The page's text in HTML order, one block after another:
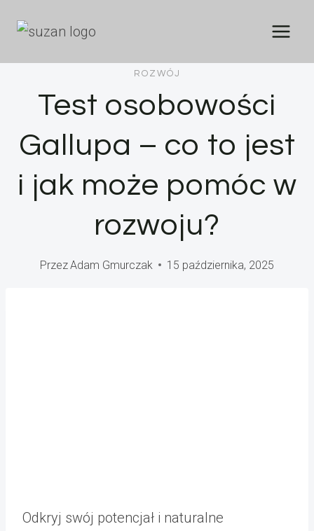
ROZWÓJ
Test osobowości
Gallupa – co to jest
i jak może pomóc w
rozwoju?
PrzezAdam Gmurczak 15 października, 2025
Odkryj swój potencjał i naturalne